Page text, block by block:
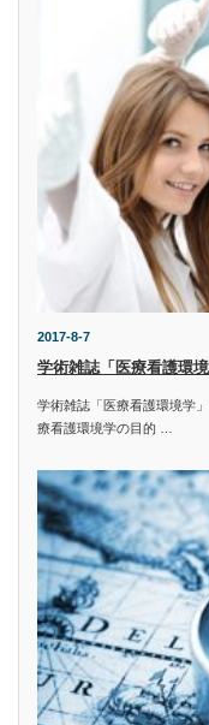
2017-8-7
学術雑誌「医療看護環
学術雑誌「医療看護環境学
療看護環境学の目的 …